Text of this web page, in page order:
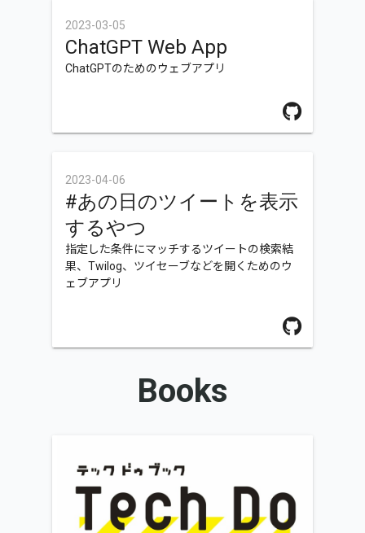
2023-03-05
ChatGPT Web App
ChatGPTのためのウェブアプリ
2023-04-06
#あの日のツイートを表示
するやつ
指定した条件にマッチするツイートの検索結
果、Twilog、ツイセーブなどを開くためのウ
ェブアプリ
Books